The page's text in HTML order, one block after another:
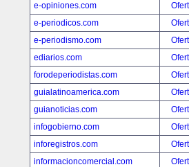
e-opiniones.com
e-periodicos.com
e-periodismo.com
ediarios.com
forodeperiodistas.com
guialatinoamerica.com
guianoticias.com
infogobierno.com
inforegistros.com
informacioncomercial.com